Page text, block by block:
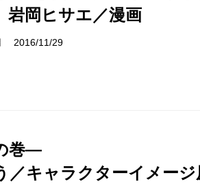
岩岡ヒサエ／漫画
2016/11/29
巻―
／キャラクターイメー